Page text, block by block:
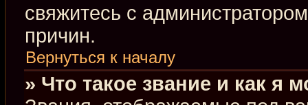
свяжитесь с
причин.
Вернуться к началу
» Что такое звание и как я